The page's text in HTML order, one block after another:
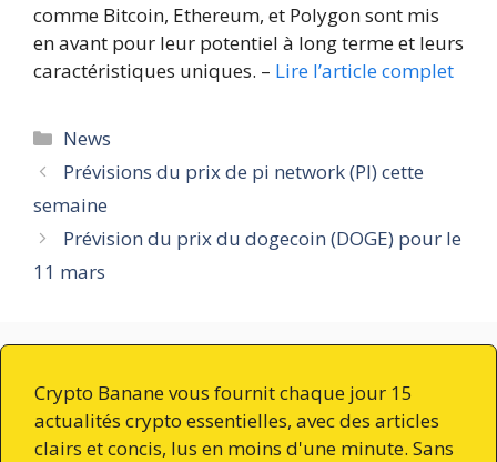
comme Bitcoin, Ethereum, et Polygon sont mis
en avant pour leur potentiel à long terme et leurs
caractéristiques uniques. – Lire l’article complet
Catégories
News
Prévisions du prix de pi network (PI) cette
semaine
Prévision du prix du dogecoin (DOGE) pour le
11 mars
Crypto Banane vous fournit chaque jour 15
actualités crypto essentielles, avec des articles
clairs et concis, lus en moins d'une minute. Sans